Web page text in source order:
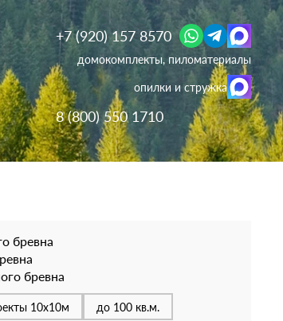
+7 (920) 157 8570
домокомплекты, пиломатериалы
опилки и стружка
8 (800) 550 1710
бревна
бревна
10х10м до 100 кв.м.